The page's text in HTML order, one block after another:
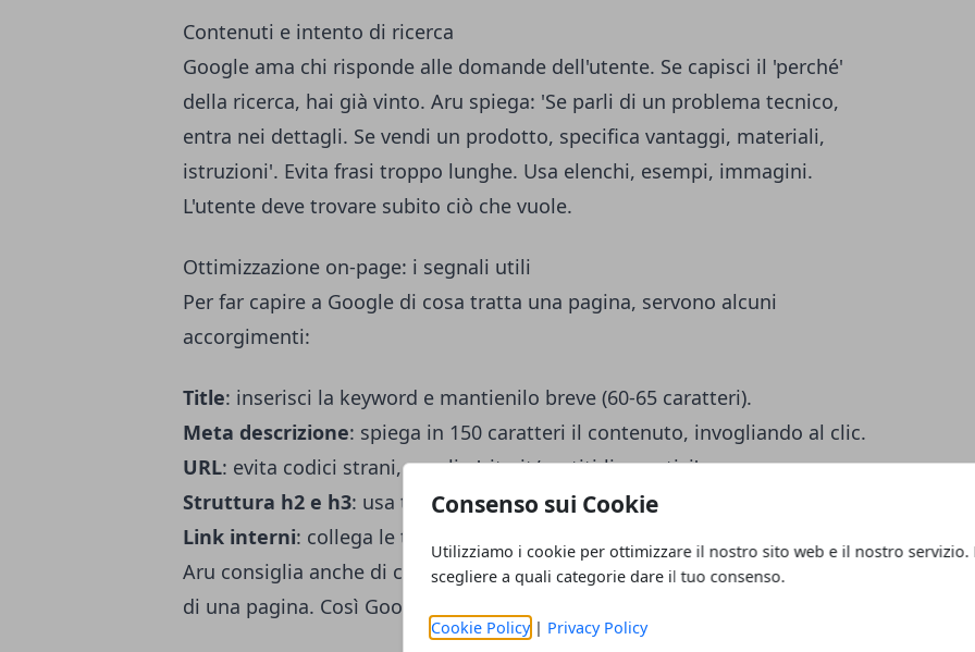
Consenso sui Cookie
Utilizziamo i cookie per ottimizzare il nostro sito web e il nostro servizio.
scegliere a quali categorie dare il tuo consenso.
Cookie Policy| Privacy Policy
Contenuti e intento di ricerca
Google ama chi risponde alle domande dell'utente. Se capisci il 'perché'
della ricerca, hai già vinto. Aru spiega: 'Se parli di un problema tecnico,
entra nei dettagli. Se vendi un prodotto, specifica vantaggi, materiali,
istruzioni'. Evita frasi troppo lunghe. Usa elenchi, esempi, immagini.
L'utente deve trovare subito ciò che vuole.
Ottimizzazione on-page: i segnali utili
Per far capire a Google di cosa tratta una pagina, servono alcuni
accorgimenti:
Title: inserisci la keyword e mantienilo breve (60-65 caratteri).
Meta descrizione: spiega in 150 caratteri il contenuto, invogliando al clic.
URL: evita codici strani, meglio 'sito.it/vestiti-lino-estivi'.
Struttura h2 e h3: usa titoli che suddividono argomenti, aiutano la lettura.
Link interni: collega le tue pagine con testi descrittivi.
Aru consiglia anche di controllare il 'tag canonical' se hai piu versioni simili
di una pagina. Così Google sa qual e la principale e non penalizza i duplicati.